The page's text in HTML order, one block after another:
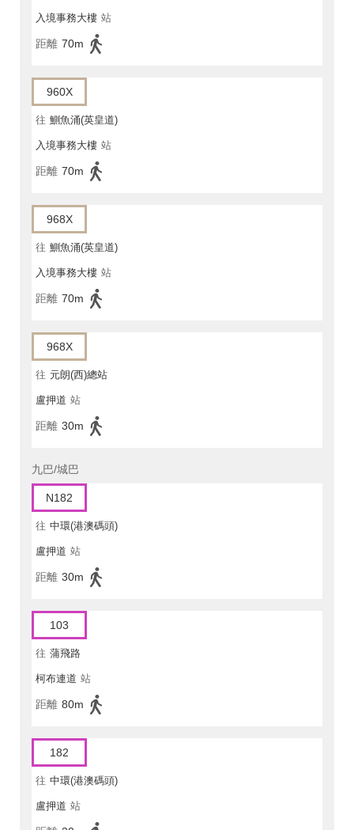
入境事務大樓 站
距離 70m
960X
往 鰂魚涌(英皇道)
入境事務大樓 站
距離 70m
968X
往 鰂魚涌(英皇道)
入境事務大樓 站
距離 70m
968X
往 元朗(西)總站
盧押道 站
距離 30m
九巴/城巴
N182
往 中環(港澳碼頭)
盧押道 站
距離 30m
103
往 蒲飛路
柯布連道 站
距離 80m
182
往 中環(港澳碼頭)
盧押道 站